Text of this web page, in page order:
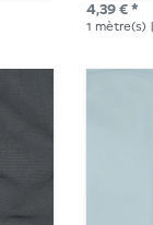
4,39 € *
1 mètre(s)